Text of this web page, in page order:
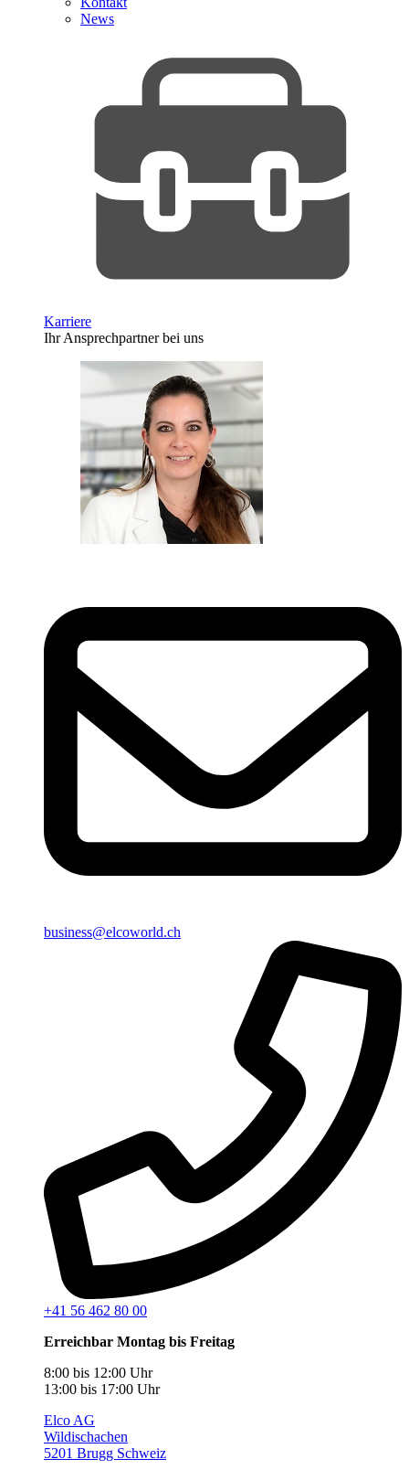
News
Karriere
Ihr Ansprechpartner bei uns
business@elcoworld.ch
+41 56 462 80 00
Erreichbar Montag bis Freitag
8:00 bis 12:00 Uhr
13:00 bis 17:00 Uhr
Elco AG
Wildischachen
5201 Brugg Schweiz